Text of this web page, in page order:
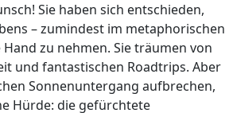
Sie haben sich entschieden,
– zumindest im metaphorischen
Hand zu nehmen. Sie träumen von
und fantastischen Roadtrips. Aber
Sonnenuntergang aufbrechen,
Hürde: die gefürchtete